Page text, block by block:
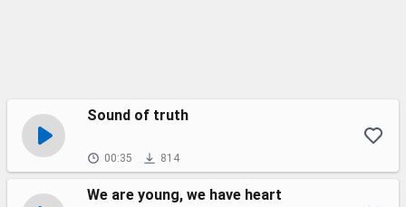
Sound of truth
00:35 814
We are young, we have heart